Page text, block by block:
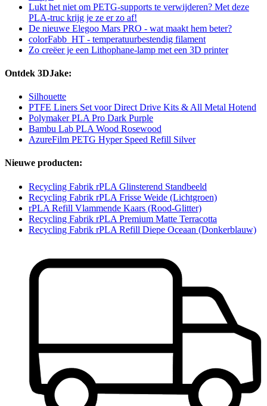
Lukt het niet om PETG-supports te verwijderen? Met deze
PLA-truc krijg je ze er zo af!
De nieuwe Elegoo Mars PRO - wat maakt hem beter?
colorFabb_HT - temperatuurbestendig filament
Zo creëer je een Lithophane-lamp met een 3D printer
Ontdek 3DJake:
Silhouette
PTFE Liners Set voor Direct Drive Kits & All Metal Hotend
Polymaker PLA Pro Dark Purple
Bambu Lab PLA Wood Rosewood
AzureFilm PETG Hyper Speed Refill Silver
Nieuwe producten:
Recycling Fabrik rPLA Glinsterend Standbeeld
Recycling Fabrik rPLA Frisse Weide (Lichtgroen)
rPLA Refill Vlammende Kaars (Rood-Glitter)
Recycling Fabrik rPLA Premium Matte Terracotta
Recycling Fabrik rPLA Refill Diepe Oceaan (Donkerblauw)